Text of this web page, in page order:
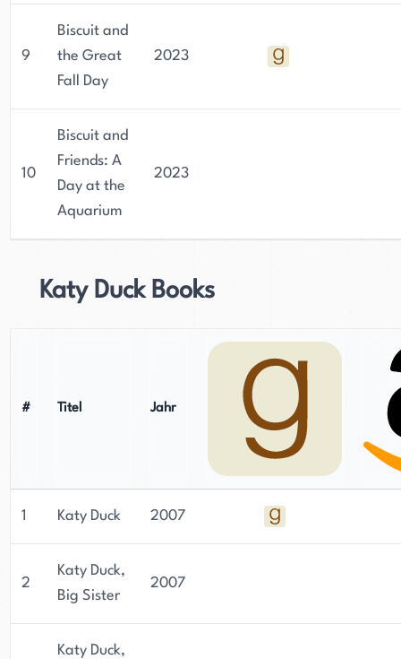
9
Biscuit and
the Great
Fall Day
2023
10
Biscuit and
Friends: A
Day at the
Aquarium
2023
Katy Duck Books
# Titel Jahr
1 Katy Duck 2007
2
Katy Duck,
Big Sister
2007
Katy Duck,